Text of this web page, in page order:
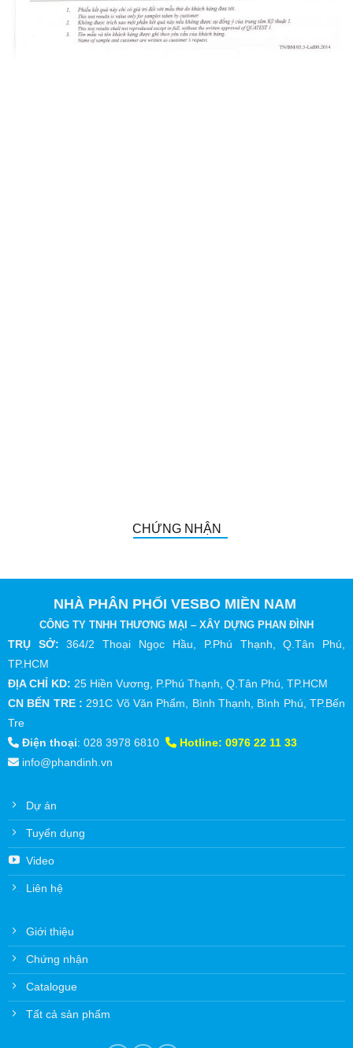
CHỨNG NHẬN
NHÀ PHÂN PHỐI VESBO MIỀN NAM
CÔNG TY TNHH THƯƠNG MẠI – XÂY DỰNG PHAN ĐÌNH
TRỤ SỞ: 364/2 Thoại Ngọc Hầu, P.Phú Thạnh, Q.Tân Phú,
TP.HCM
ĐỊA CHỈ KD: 25 Hiền Vương, P.Phú Thạnh, Q.Tân Phú, TP.HCM
CN BẾN TRE : 291C Võ Văn Phẩm, Bình Thạnh, Bình Phú, TP.Bến
Tre
Điện thoại: 028 3978 6810 Hotline: 0976 22 11 33
info@phandinh.vn
Dự án
Tuyển dụng
Video
Liên hệ
Giới thiệu
Chứng nhận
Catalogue
Tất cả sản phẩm